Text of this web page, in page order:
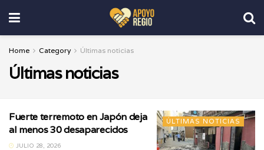
Home Category Últimas noticias
Últimas noticias
ÚLTIMAS NOTICIAS
Fuerte terremoto en Japón deja
al menos 30 desaparecidos
JULIO 28, 2026